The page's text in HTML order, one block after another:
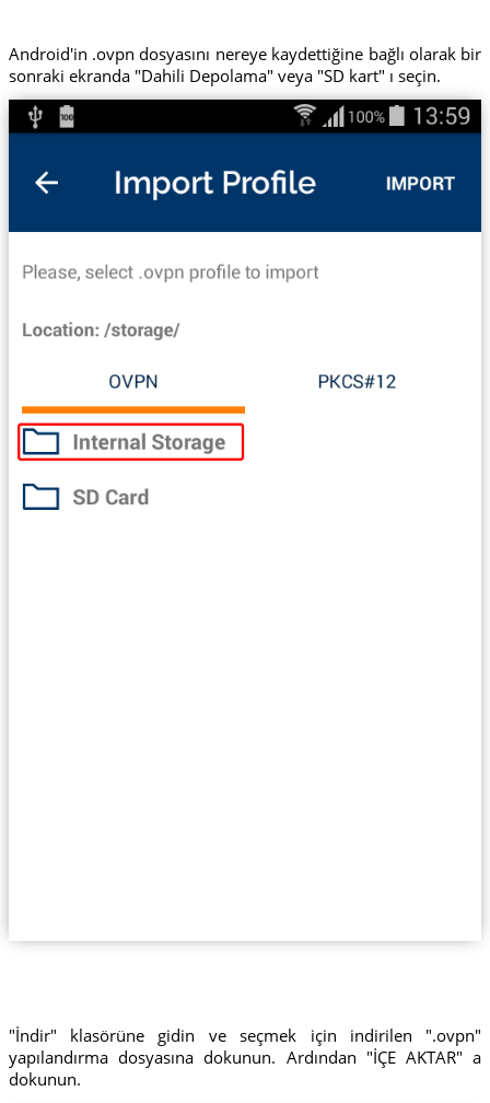
Android'in .ovpn dosyasını nereye kaydettiğine bağlı olarak bir
sonraki ekranda "Dahili Depolama" veya "SD kart" ı seçin.
"İndir" klasörüne gidin ve seçmek için indirilen ".ovpn"
yapılandırma dosyasına dokunun. Ardından "İÇE AKTAR" a
dokunun.